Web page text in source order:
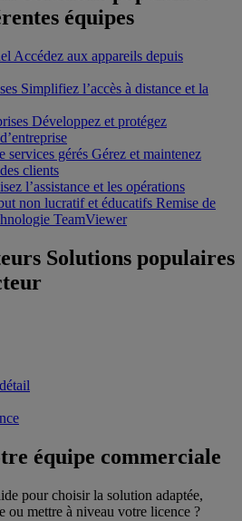
équipes
Accédez aux appareils depuis
Simplifiez l’accès à distance et la
Développez et protégez
services gérés Gérez et maintenez
clients
l’assistance et les opérations
non lucratif et éducatifs Remise de
TeamViewer
Solutions populaires
équipe commerciale
pour choisir la solution adaptée,
ou mettre à niveau votre licence ?